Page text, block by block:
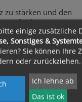
zu stärken und den
zu fördern.
Menschen und ihre
des Referates
aktiv. Sie tritt für
einige zusätzliche
Sonstiges &
Sie können Ihre
oder zurückziehen.
Ich lehne ab
Das ist ok